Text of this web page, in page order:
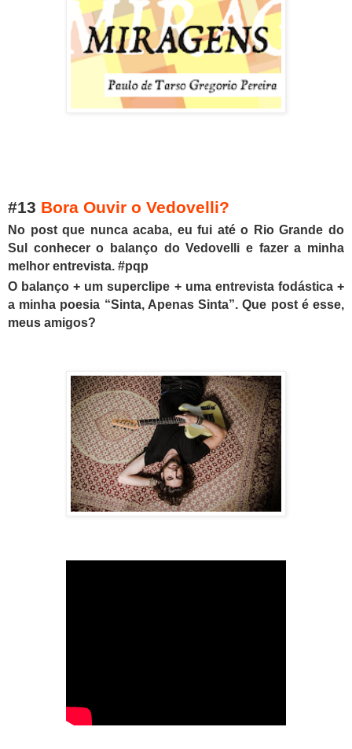
#13 Bora Ouvir o Vedovelli?
No post que nunca acaba, eu fui até o Rio Grande do
Sul conhecer o balanço do Vedovelli e fazer a minha
melhor entrevista. #pqp
O balanço + um superclipe + uma entrevista fodástica +
a minha poesia “Sinta, Apenas Sinta”. Que post é esse,
meus amigos?